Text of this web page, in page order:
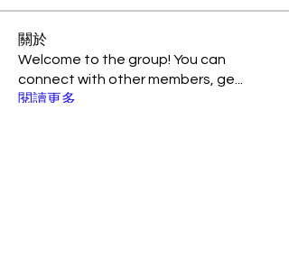
關於
Welcome to the group! You can
connect with other members, ge
閱讀更多